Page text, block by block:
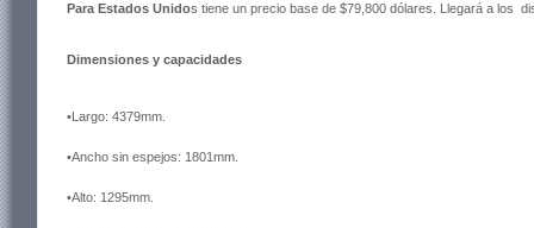
Para Estados Unidos tiene un precio base de $79,800 dólares. Llegará a los
Dimensiones y capacidades
•Largo: 4379mm.
•Ancho sin espejos: 1801mm.
•Alto: 1295mm.